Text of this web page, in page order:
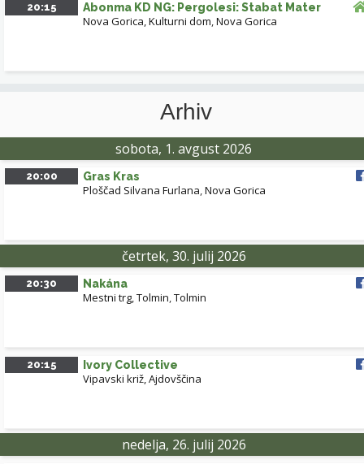
20:15 Abonma KD NG: Pergolesi: Stabat Mater
Nova Gorica, Kulturni dom,Nova Gorica
Arhiv
sobota, 1. avgust 2026
20:00 Gras Kras
Ploščad Silvana Furlana,Nova Gorica
četrtek, 30. julij 2026
20:30 Nakána
Mestni trg, Tolmin,Tolmin
20:15 Ivory Collective
Vipavski križ, Ajdovščina
nedelja, 26. julij 2026